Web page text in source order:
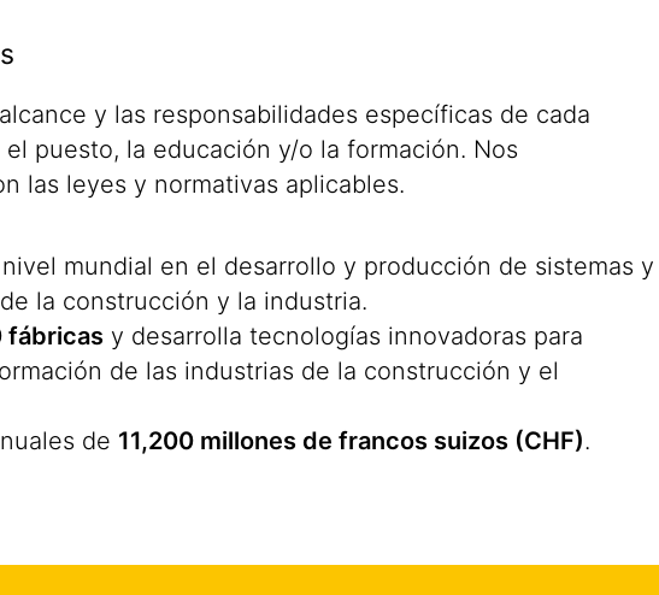
y las responsabilidades específicas de cada
puesto, la educación y/o la formación. Nos
las leyes y normativas aplicables.
mundial en el desarrollo y producción de sistemas y
la construcción y la industria.
fábricas y desarrolla tecnologías innovadoras para
de las industrias de la construcción y el
de 11,200 millones de francos suizos (CHF).